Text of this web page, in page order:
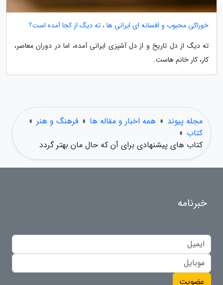
خوراکی محبوب و افسانه ای ایرانی ها ، ته دیگ از کجا آمده است؟
ته دیگ از دل تاریخ و از دل آشپزی ایرانی آمده، اما در دوران معاصر،
کار، کار خانم هاست.
مجله پیوند » همه اخبار و مقاله ها » فرهنگ و هنر »
کتاب »
کتاب های پیشنهادی برای آن که حال مان بهتر گردد
خبرنامه
عضویت